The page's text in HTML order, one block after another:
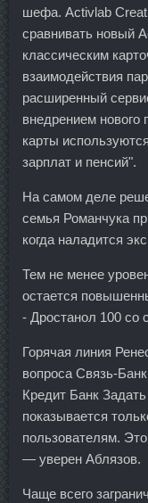
шефа. Activlab
сравнивать новый
классическим
взаимодействия
расширенный
внедрением нового
карты
зарплат и пенсий".
На самом деле
семья Романчука
когда наладится
Тем не менее
остается
- Дростанол 100 со
Горячая линия
вопроса Связь-
Кредит Банк
показывается
пользователям.
— уверен Аблязов.
Чаще всего